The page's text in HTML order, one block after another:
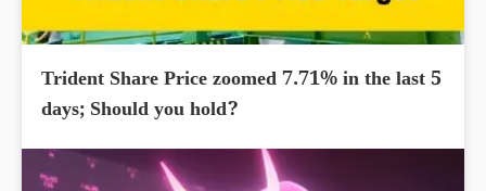
Trident Share Price zoomed 7.71% in the last 5
days; Should you hold?